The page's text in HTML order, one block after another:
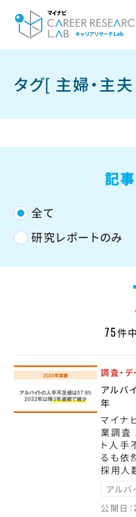
タグ[ 主婦・主
記
全て
研究レポートのみ
75件中
調査・デ
アルバ
年
マイナ
業調査
ト人手
るも依
採用人
アルバ
公開日：